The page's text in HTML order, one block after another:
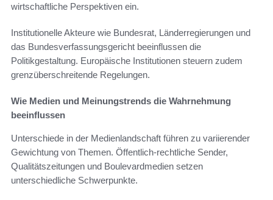
wirtschaftliche Perspektiven ein.
Institutionelle Akteure wie Bundesrat, Länderregierungen und
das Bundesverfassungsgericht beeinflussen die
Politikgestaltung. Europäische Institutionen steuern zudem
grenzüberschreitende Regelungen.
Wie Medien und Meinungstrends die Wahrnehmung
beeinflussen
Unterschiede in der Medienlandschaft führen zu variierender
Gewichtung von Themen. Öffentlich-rechtliche Sender,
Qualitätszeitungen und Boulevardmedien setzen
unterschiedliche Schwerpunkte.